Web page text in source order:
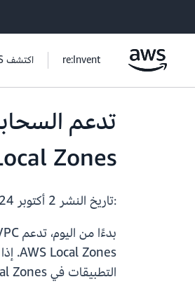
re:Invent اكتشف AWS
Zones
:تاريخ النشر
التطبيقات في AWS Local Zones دون مطالبة شركائك أو عملائك بتغيير قوائم السماح الخاصة بهم.